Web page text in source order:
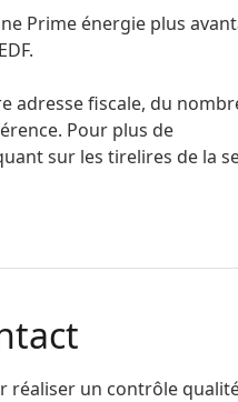
Prime énergie plus
adresse fiscale, du
Pour plus de
sur les tirelires de la
réaliser un contrôle